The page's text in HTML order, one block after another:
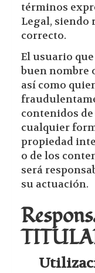
términos
Legal, siendo
correcto.
El usuario
buen nombre
así como
contenidos
cualquier
propiedad
o de los
será
su actuación.